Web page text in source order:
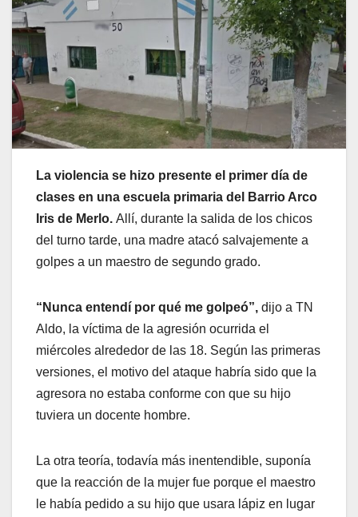
La violencia se hizo presente el primer día de
clases en una escuela primaria del Barrio Arco
Iris de Merlo. Allí, durante la salida de los chicos
del turno tarde, una madre atacó salvajemente a
golpes a un maestro de segundo grado.
“Nunca entendí por qué me golpeó”, dijo a TN
Aldo, la víctima de la agresión ocurrida el
miércoles alrededor de las 18. Según las primeras
versiones, el motivo del ataque habría sido que la
agresora no estaba conforme con que su hijo
tuviera un docente hombre.
La otra teoría, todavía más inentendible, suponía
que la reacción de la mujer fue porque el maestro
le había pedido a su hijo que usara lápiz en lugar